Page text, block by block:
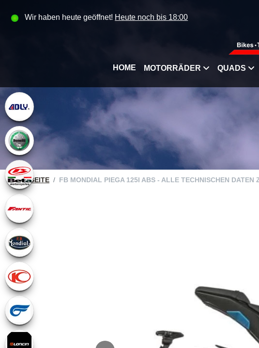
Wir haben heute geöffnet! Heute noch bis 18:00
HOME MOTORRÄDER QUADS
STARTSEITE FB MONDIAL PIEGA 125I ABS - ALLE TECHNISCHEN